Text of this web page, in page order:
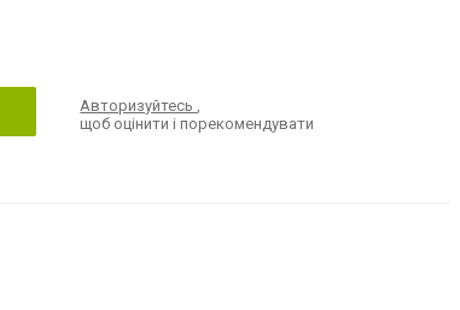
Авторизуйтесь,
щоб оцінити і порекомендувати